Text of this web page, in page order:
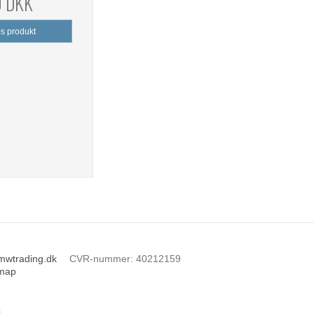
produkt
CVR-nummer: 40212159